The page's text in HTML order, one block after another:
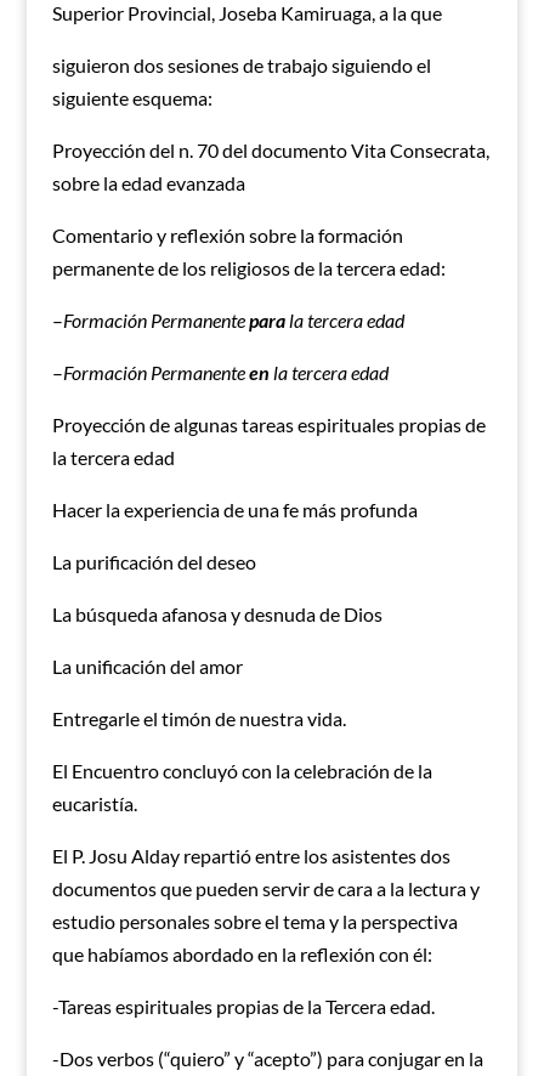
Superior Provincial, Joseba Kamiruaga, a la que
siguieron dos sesiones de trabajo siguiendo el
siguiente esquema:
Proyección del n. 70 del documento Vita Consecrata,
sobre la edad evanzada
Comentario y reflexión sobre la formación
permanente de los religiosos de la tercera edad:
–Formación Permanenteparala tercera edad
–Formación Permanenteen la tercera edad
Proyección de algunas tareas espirituales propias de
la tercera edad
Hacer la experiencia de una fe más profunda
La purificación del deseo
La búsqueda afanosa y desnuda de Dios
La unificación del amor
Entregarle el timón de nuestra vida.
El Encuentro concluyó con la celebración de la
eucaristía.
El P. Josu Alday repartió entre los asistentes dos
documentos que pueden servir de cara a la lectura y
estudio personales sobre el tema y la perspectiva
que habíamos abordado en la reflexión con él:
-Tareas espirituales propias de la Tercera edad.
-Dos verbos (“quiero” y “acepto”) para conjugar en la